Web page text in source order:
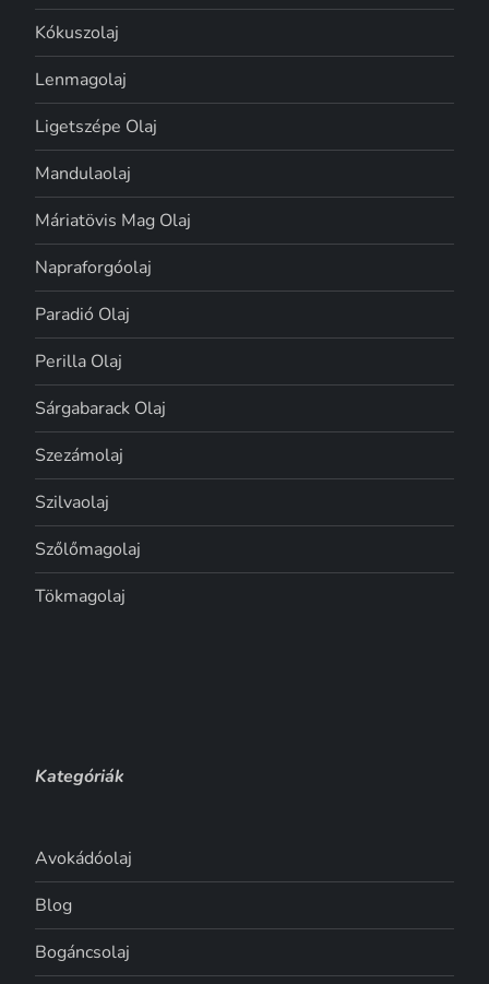
Kókuszolaj
Lenmagolaj
Ligetszépe Olaj
Mandulaolaj
Máriatövis Mag Olaj
Napraforgóolaj
Paradió Olaj
Perilla Olaj
Sárgabarack Olaj
Szezámolaj
Szilvaolaj
Szőlőmagolaj
Tökmagolaj
Kategóriák
Avokádóolaj
Blog
Bogáncsolaj